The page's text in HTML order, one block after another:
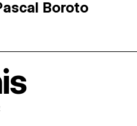
Boroto